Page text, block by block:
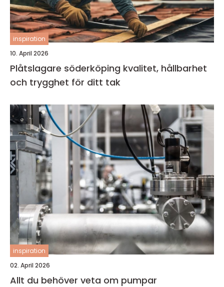
inspiration
10. April 2026
Plåtslagare söderköping kvalitet, hållbarhet
och trygghet för ditt tak
inspiration
02. April 2026
Allt du behöver veta om pumpar